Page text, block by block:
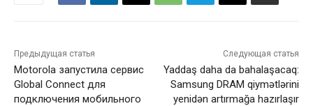
Предыдущая статья
Motorola запустила сервис
Global Connect для
подключения мобильного
Следующая статья
Yaddaş daha da bahalaşacaq:
Samsung DRAM qiymətlərini
yenidən artırmağa hazırlaşır